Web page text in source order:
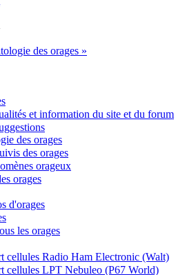
des orages »
et information du site et du forum
des orages
des orages
orageux
orages
d'orages
les orages
Radio Ham Electronic (Walt)
LPT Nebuleo (P67 World)